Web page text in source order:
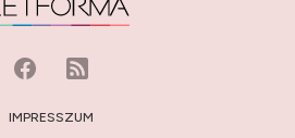
IMPRESSZUM